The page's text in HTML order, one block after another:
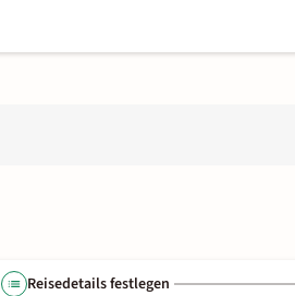
Reisedetails festlegen